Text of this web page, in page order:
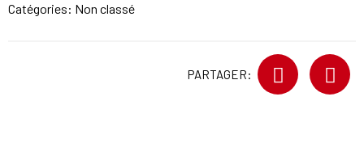
Catégories: Non classé
PARTAGER: